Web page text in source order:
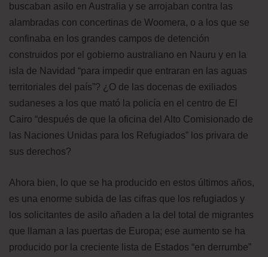
buscaban asilo en Australia y se arrojaban contra las
alambradas con concertinas de Woomera, o a los que se
confinaba en los grandes campos de detención
construidos por el gobierno australiano en Nauru y en la
isla de Navidad “para impedir que entraran en las aguas
territoriales del país”? ¿O de las docenas de exiliados
sudaneses a los que mató la policía en el centro de El
Cairo “después de que la oficina del Alto Comisionado de
las Naciones Unidas para los Refugiados” los privara de
sus derechos?
Ahora bien, lo que se ha producido en estos últimos años,
es una enorme subida de las cifras que los refugiados y
los solicitantes de asilo añaden a la del total de migrantes
que llaman a las puertas de Europa; ese aumento se ha
producido por la creciente lista de Estados “en derrumbe”